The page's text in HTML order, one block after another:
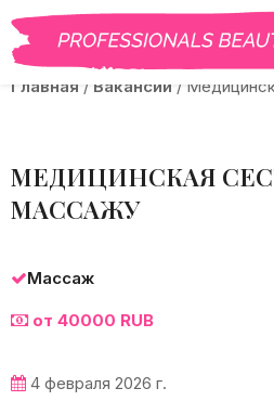
BEAUTY PRO САЛОНЫ
Главная / Вакансии /
МЕДИЦИНСКАЯ
МАССАЖУ
Массаж
от 40000 RUB
4 февраля 2026 г.